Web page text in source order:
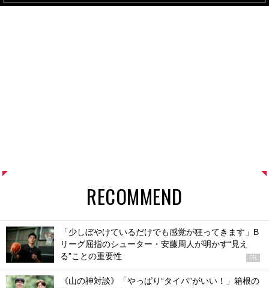
RECOMMEND
「少しぼやけているだけでも感覚が狂ってきます」B
リーグ屈指のシューター・安藤周人が明かす“見え
る”ことの重要性
PR
《山の神対談》「やっぱり“タイパ”がいい！」箱根の